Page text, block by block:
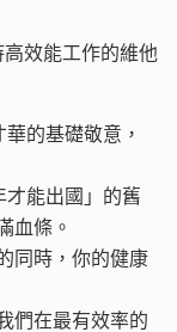
效能工作的維他
的基礎敬意，
才能出國」的舊
血條。
同時，你的健康
們在最有效率的